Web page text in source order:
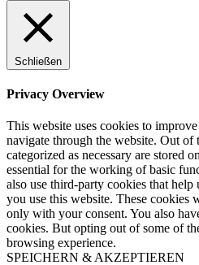
Schließen
Privacy Overview
This website uses cookies to
navigate through the website. Out of
categorized as necessary are stored
essential for the working of basic
also use third-party cookies that help
you use this website. These cookies
only with your consent. You also
cookies. But opting out of some of
browsing experience.
SPEICHERN & AKZEPTIEREN